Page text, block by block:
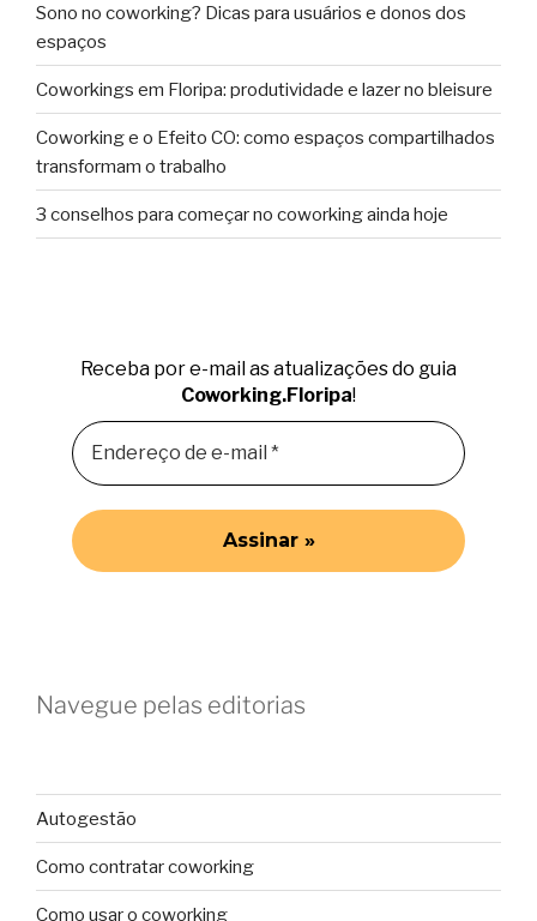
Sono no coworking? Dicas para usuários e donos dos
espaços
Coworkings em Floripa: produtividade e lazer no bleisure
Coworking e o Efeito CO: como espaços compartilhados
transformam o trabalho
3 conselhos para começar no coworking ainda hoje
Receba por e-mail as atualizações do guia
Coworking.Floripa!
Navegue pelas editorias
Autogestão
Como contratar coworking
Como usar o coworking